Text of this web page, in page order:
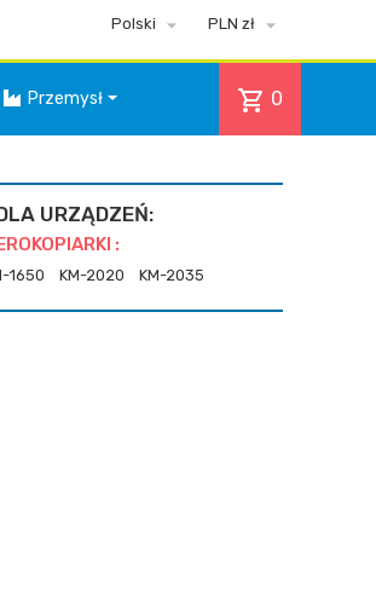
Polski  PLN zł 
shopping_cart 0
Przemysł
URZĄDZEŃ:
:
1650 KM-2020
KM-2035